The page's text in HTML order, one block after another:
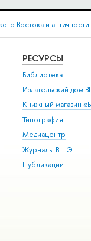
Востока и античности
РЕСУРСЫ
Библиотека
Издательский дом
Книжный магазин
Типография
Медиацентр
Журналы ВШЭ
Публикации